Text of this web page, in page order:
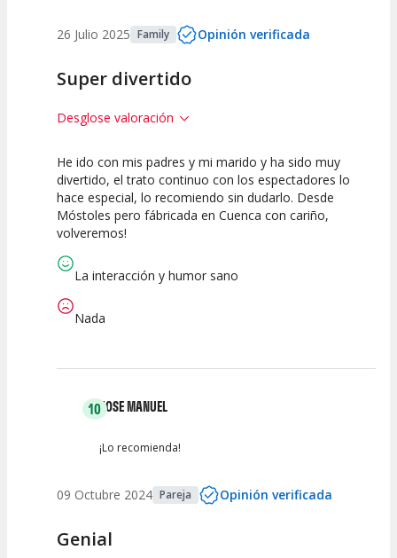
26 Julio 2025 Family Opinión verificada
Super divertido
Desglose valoración
10
Calidad del
Espectáculo
10
Puesta en
Escena
10
Interpretación
artística
He ido con mis padres y mi marido y ha sido muy
divertido, el trato continuo con los espectadores lo
hace especial, lo recomiendo sin dudarlo. Desde
Móstoles pero fábricada en Cuenca con cariño,
volveremos!
La interacción y humor sano
Nada
10JOSE MANUEL
¡Lo recomienda!
09 Octubre 2024 Pareja Opinión verificada
Genial